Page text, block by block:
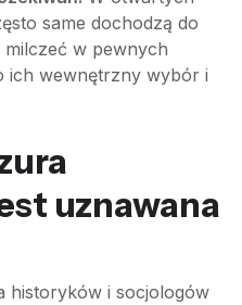
same dochodzą do
w pewnych
ich wewnętrzny wybór i
uznawana
historyków i socjologów